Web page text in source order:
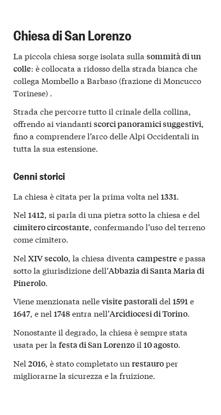
Chiesa di San Lorenzo
La piccola chiesa sorge isolata sulla sommità di un
colle: è collocata a ridosso della strada bianca che
collega Mombello a Barbaso (frazione di Moncucco
Torinese) .
Strada che percorre tutto il crinale della collina,
offrendo ai viandanti scorci panoramici suggestivi,
fino a comprendere l’arco delle Alpi Occidentali in
tutta la sua estensione.
Cenni storici
La chiesa è citata per la prima volta nel 1331
Nel 1412, si parla di una pietra sotto la chiesa e del
cimitero circostante, confermando l’uso del terreno
come cimitero.
Nel XIV secolo, la chiesa diventa campestre e passa
sotto la giurisdizione dell’Abbazia di Santa Maria di
Pinerolo.
Viene menzionata nellevisite pastoralidel 1591e
1647, e nel 1748entra nell’Arcidiocesi di Torino.
Nonostante il degrado, la chiesa è sempre stata
usata per la festa di San Lorenzoil 10 agosto.
Nel 2016 , è stato completato un restauroper
migliorarne la sicurezza e la fruizione.